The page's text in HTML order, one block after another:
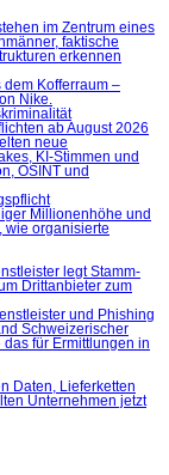
und Phishing